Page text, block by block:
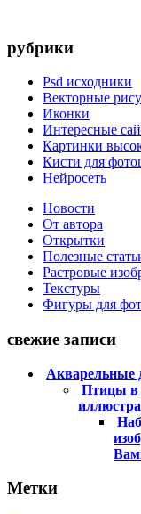
рубрики
Psd исходники
Векторные
Иконки
Интересные
Картинки
Кисти для
Нейросеть
Новости
От автора
Открытки
Полезные
Растровые
Текстуры
Фигуры для
свежие записи
Акварельные
Птицы в
Метки